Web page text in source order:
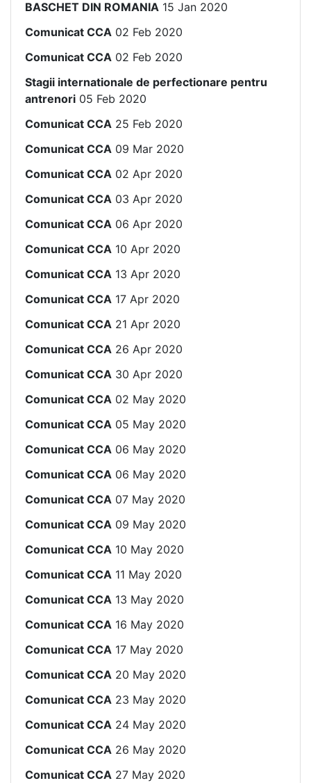
BASCHET DIN ROMANIA 15 Jan 2020
Comunicat CCA 02 Feb 2020
Comunicat CCA 02 Feb 2020
Stagii internationale de perfectionare pentru
antrenori 05 Feb 2020
Comunicat CCA 25 Feb 2020
Comunicat CCA 09 Mar 2020
Comunicat CCA 02 Apr 2020
Comunicat CCA 03 Apr 2020
Comunicat CCA 06 Apr 2020
Comunicat CCA 10 Apr 2020
Comunicat CCA 13 Apr 2020
Comunicat CCA 17 Apr 2020
Comunicat CCA 21 Apr 2020
Comunicat CCA 26 Apr 2020
Comunicat CCA 30 Apr 2020
Comunicat CCA 02 May 2020
Comunicat CCA 05 May 2020
Comunicat CCA 06 May 2020
Comunicat CCA 06 May 2020
Comunicat CCA 07 May 2020
Comunicat CCA 09 May 2020
Comunicat CCA 10 May 2020
Comunicat CCA 11 May 2020
Comunicat CCA 13 May 2020
Comunicat CCA 16 May 2020
Comunicat CCA 17 May 2020
Comunicat CCA 20 May 2020
Comunicat CCA 23 May 2020
Comunicat CCA 24 May 2020
Comunicat CCA 26 May 2020
Comunicat CCA 27 May 2020